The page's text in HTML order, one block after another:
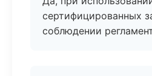
сертифицированных
соблюдении